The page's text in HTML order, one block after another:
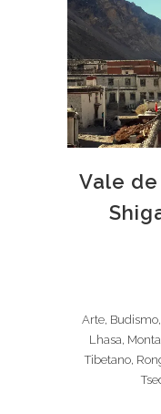
Vale
Arte,
Lhasa,
Tibetano,